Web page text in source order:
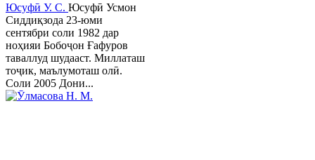
Юсуфӣ У. C. Юсуфӣ Усмон
Сиддиқзода 23-юми
сентябри соли 1982 дар
ноҳияи Бобоҷон Ғафуров
таваллуд шудааст. Миллаташ
тоҷик, маълумоташ олӣ.
Соли 2005 Дони...